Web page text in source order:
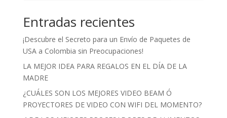
Entradas recientes
¡Descubre el Secreto para un Envío de Paquetes de
USA a Colombia sin Preocupaciones!
LA MEJOR IDEA PARA REGALOS EN EL DÍA DE LA
MADRE
¿CUÁLES SON LOS MEJORES VIDEO BEAM Ó
PROYECTORES DE VIDEO CON WIFI DEL MOMENTO?